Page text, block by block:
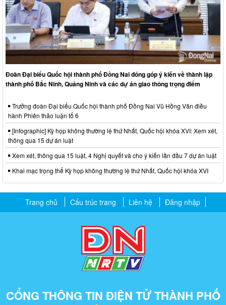
Đoàn Đại biểu Quốc hội thành phố Đồng Nai đóng góp ý kiến về thành lập
thành phố Bắc Ninh, Quảng Ninh và các dự án giao thông trọng điểm
Trưởng đoàn Đại biểu Quốc hội thành phố Đồng Nai Vũ Hồng Văn điều
hành Phiên thảo luận tổ 6
[Infographic] Kỳ họp không thường lệ thứ Nhất, Quốc hội khóa XVI: Xem xét,
thông qua 15 dự án luật
Xem xét, thông qua 15 luật, 4 Nghị quyết và cho ý kiến lần đầu 7 dự án luật
Khai mạc trọng thể Kỳ họp không thường lệ thứ Nhất, Quốc hội khóa XVI
Trang chủ Cấu trúc trang Liên hệ Đăng nhập
CỔNG THÔNG TIN ĐIỆN TỬ THÀNH PHỐ